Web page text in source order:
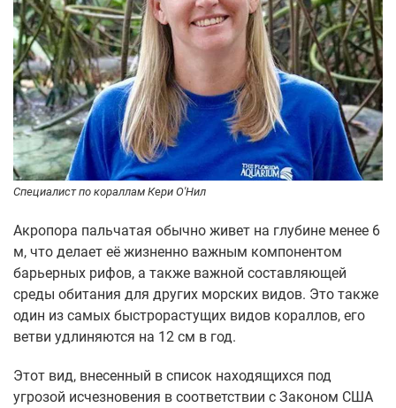
Специалист по кораллам Кери О'Нил
Акропора пальчатая обычно живет на глубине менее 6
м, что делает её жизненно важным компонентом
барьерных рифов, а также важной составляющей
среды обитания для других морских видов. Это также
один из самых быстрорастущих видов кораллов, его
ветви удлиняются на 12 см в год.
Этот вид, внесенный в список находящихся под
угрозой исчезновения в соответствии с Законом США